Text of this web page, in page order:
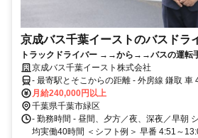
京成バス千葉イーストのバスドラ
トラックドライバー →→から→→バスの運転
か？？何歳からでもスタートできるように運
京成バス千葉イースト株式会社
- 最寄駅とそこからの距離 - 外房線 鎌取 車
月給240,000円以上
千葉県千葉市緑区
- 勤務時間 - 昼間、夕方／夜、深夜／早朝
均実働40時間 ＜シフト例＞ 早番 4:51～